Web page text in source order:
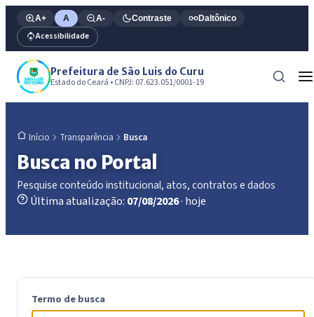
A+ A A- Contraste Daltônico
Acessibilidade
Prefeitura de São Luis do Curu
Estado do Ceará • CNPJ: 07.623.051/0001-19
Início Transparência Busca
Busca no Portal
Pesquise conteúdo institucional, atos, contratos e dados
Última atualização: 07/08/2026· hoje
Termo de busca